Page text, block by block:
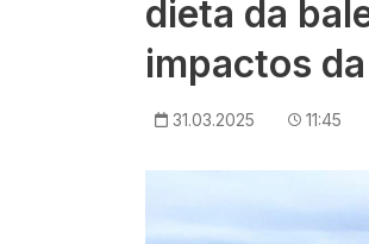
dieta da
impactos
31.03.2025 11:45